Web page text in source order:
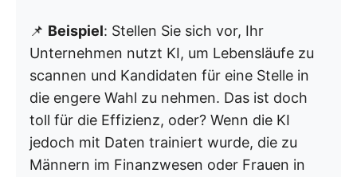
📌 Beispiel: Stellen Sie sich vor, Ihr
Unternehmen nutzt KI, um Lebensläufe zu
scannen und Kandidaten für eine Stelle in
die engere Wahl zu nehmen. Das ist doch
toll für die Effizienz, oder? Wenn die KI
jedoch mit Daten trainiert wurde, die zu
Männern im Finanzwesen oder Frauen in